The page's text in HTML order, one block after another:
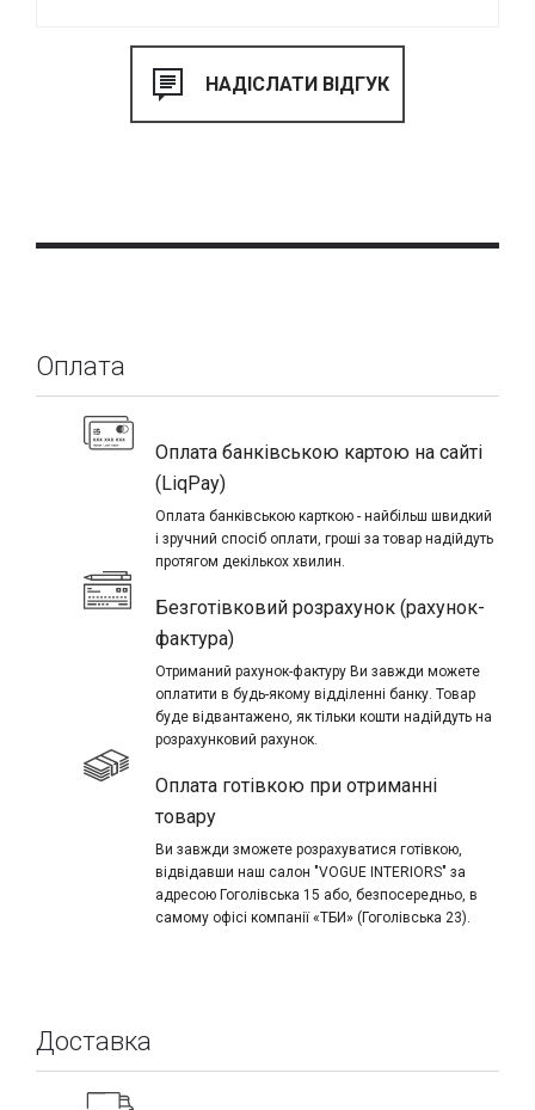
Оплата
Оплата банківською картою на сайті
(LiqPay)
Оплата банківською карткою - найбільш швидкий
і зручний спосіб оплати, гроші за товар надійдуть
протягом декількох хвилин.
Безготівковий розрахунок (рахунок-
фактура)
Отриманий рахунок-фактуру Ви завжди можете
оплатити в будь-якому відділенні банку. Товар
буде відвантажено, як тільки кошти надійдуть на
розрахунковий рахунок.
Оплата готівкою при отриманні
товару
Ви завжди зможете розрахуватися готівкою,
відвідавши наш салон "VOGUE INTERIORS" за
адресою Гоголівська 15 або, безпосередньо, в
самому офісі компанії «ТБИ» (Гоголівська 23).
Доставка